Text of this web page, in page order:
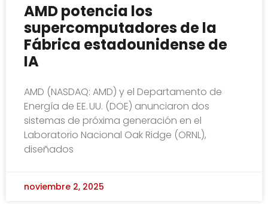
AMD potencia los
supercomputadores de la
Fábrica estadounidense de
IA
AMD (NASDAQ: AMD) y el Departamento de
Energía de EE. UU. (DOE) anunciaron dos
sistemas de próxima generación en el
Laboratorio Nacional Oak Ridge (ORNL),
diseñados
noviembre 2, 2025